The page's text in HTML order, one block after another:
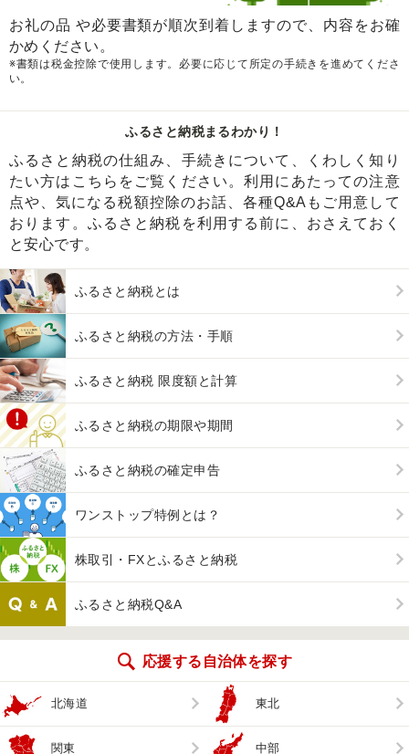
お礼の品 や必要書類が順次到着しますので、内容をお確
かめください。
※書類は税金控除で使用します。必要に応じて所定の手続きを進めてくださ
い。
ふるさと納税まるわかり！
ふるさと納税の仕組み、手続きについて、くわしく知り
たい方はこちらをご覧ください。利用にあたっての注意
点や、気になる税額控除のお話、各種Q&Aもご用意して
おります。ふるさと納税を利用する前に、おさえておく
と安心です。
ふるさと納税とは
ふるさと納税の方法・手順
ふるさと納税 限度額と計算
ふるさと納税の期限や期間
ふるさと納税の確定申告
ワンストップ特例とは？
株取引・FXとふるさと納税
ふるさと納税Q&A
応援する自治体を探す
北海道 東北
関東 中部